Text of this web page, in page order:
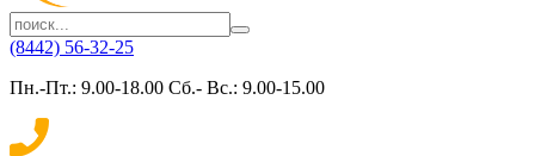
(8442) 56-32-25
Пн.-Пт.: 9.00-18.00 Сб.- Вс.: 9.00-15.00